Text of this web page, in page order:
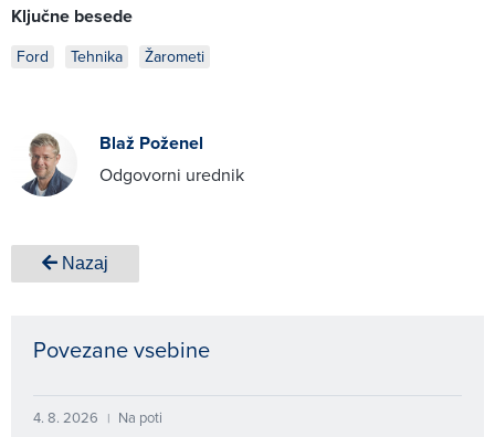
Ključne besede
Ford Tehnika Žarometi
Blaž Poženel
Odgovorni urednik
Nazaj
Povezane vsebine
4. 8. 2026 | Na poti